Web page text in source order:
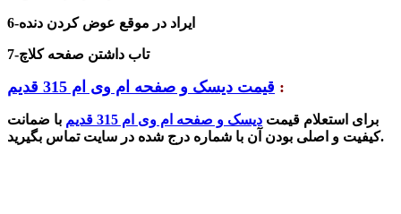
6-ایراد در موقع عوض کردن دنده
7-تاب داشتن صفحه کلاچ
قیمت دیسک و صفحه ام وی ام 315 قدیم :
برای استعلام قیمت دیسک و صفحه ام وی ام 315 قدیم
با ضمانت
کیفیت و اصلی بودن آن با شماره درج شده در سایت تماس بگیرید.